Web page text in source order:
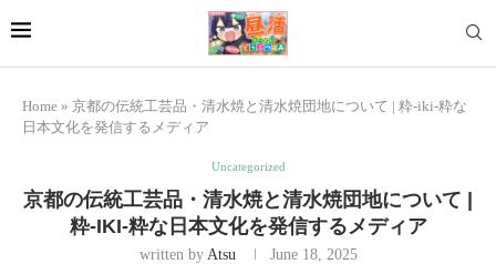
Home » 京都の伝統工芸品・清水焼と清水焼団地について | 粋-iki-粋な
日本文化を発信するメディア
Uncategorized
京都の伝統工芸品・清水焼と清水焼団地について |
粋-IKI-粋な日本文化を発信するメディア
written by Atsu June 18, 2025